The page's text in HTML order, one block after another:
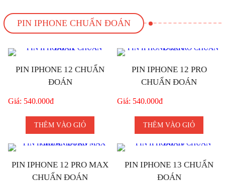
PIN IPHONE CHUẨN ĐOÁN
PIN IPHONE 12 CHUẨN
ĐOÁN
Giá: 540.000đ
THÊM VÀO GIỎ
PIN IPHONE 12 PRO
CHUẨN ĐOÁN
Giá: 540.000đ
THÊM VÀO GIỎ
PIN IPHONE 12 PRO MAX
CHUẨN ĐOÁN
PIN IPHONE 13 CHUẨN
ĐOÁN